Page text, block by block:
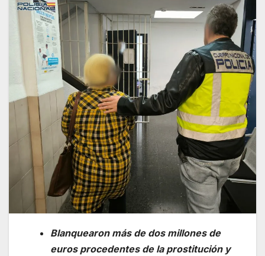
Blanquearon más de dos millones de
euros procedentes de la prostitución y